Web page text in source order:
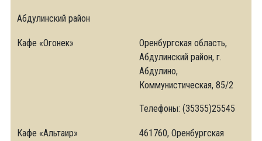
Абдулинский район
Кафе «Огонек»
Оренбургская область,
Абдулинский район, г.
Абдулино,
Коммунистическая, 85/2
Телефоны: (35355)25545
Кафе «Альтаир»
461760, Оренбургская